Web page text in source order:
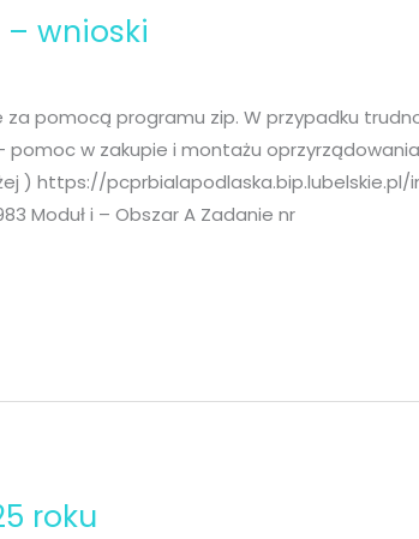
– wnioski
pomocą programu zip. W przypadku
pomoc w zakupie i montażu
) https://pcprbialapodlaska.bip.lubelskie.pl/
Moduł i – Obszar A Zadanie nr
roku